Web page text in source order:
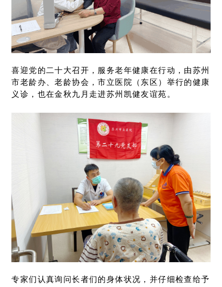
喜迎党的二十大召开，服务老年健康在行动，由苏州
市老龄办、老龄协会，市立医院（东区）举行的健康
义诊，也在金秋九月走进苏州凯健友谊苑。
专家们认真询问长者们的身体状况，并仔细检查给予